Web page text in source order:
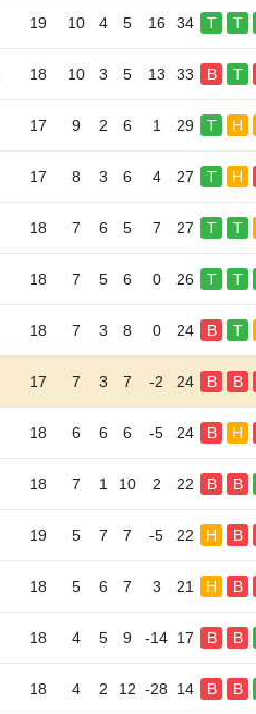
19 10 4 5 16 34 T T
18 10 3 5 13 33 B T
17 9 2 6 1 29 T H
17 8 3 6 4 27 T H
18 7 6 5 7 27 T T
18 7 5 6 0 26 T T
18 7 3 8 0 24 B T
17 7 3 7 -2 24 B B
18 6 6 6 -5 24 B H
18 7 1 10 2 22 B B
19 5 7 7 -5 22 H B
18 5 6 7 3 21 H B
18 4 5 9 -14 17 B B
18 4 2 12 -28 14 B B